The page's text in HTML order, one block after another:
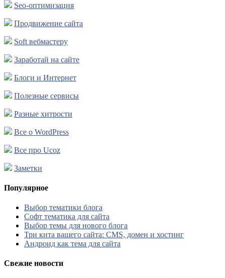
Seo-оптимизация
Продвижение сайта
Soft вебмастеру
Заработай на сайте
Блоги и Интернет
Полезные сервисы
Разные хитрости
Все о WordPress
Все про Ucoz
Заметки
Популярное
Выбор тематики блога
Софт тематика для сайта
Выбор темы для нового блога
Три кита вашего сайта: CMS, домен и хостинг
Андроид как тема для сайта
Свежие новости